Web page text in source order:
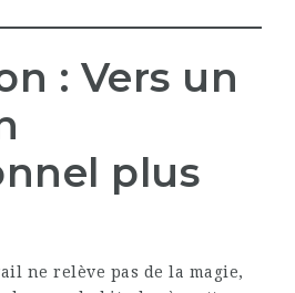
: Vers un
plus
ne relève pas de la magie,